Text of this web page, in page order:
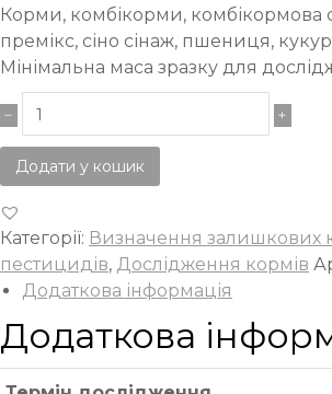
Корми, комбікорми, комбікормова
премікс, сіно сінаж, пшениця,
Мінімальна маса зразку для
Додати у кошик
Категорії: Визначення залишкових
пестицидів, Дослідження кормів
Додаткова інформація
Додаткова